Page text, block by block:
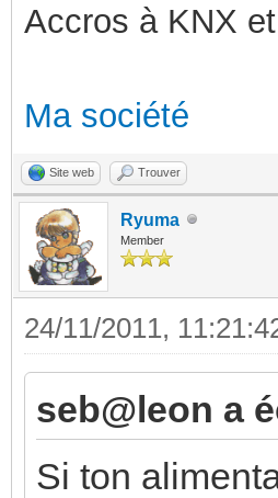
Accros à KNX
Ma société
Site web Trouver
Ryuma
Member
24/11/2011,
seb@leon a
Si ton